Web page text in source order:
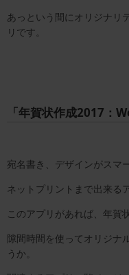
あっという間にオリジナリ
リです。
「年賀状作成2017：
宛名書き、デザインがスマ
ネットプリントまで出来る
このアプリがあれば、年賀
隙間時間を使ってオリジナ
うか。